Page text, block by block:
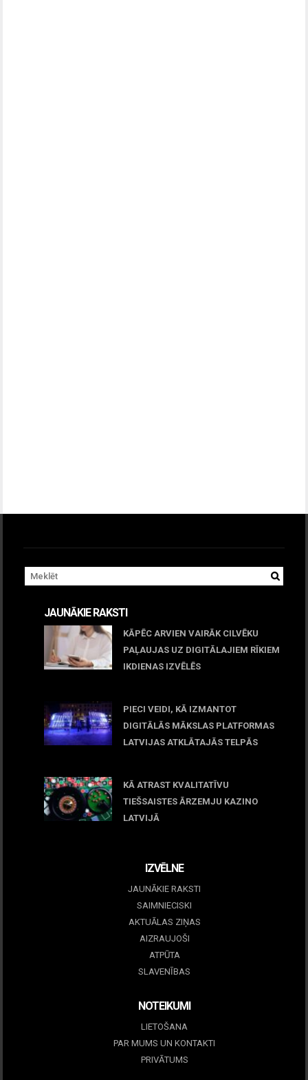
JAUNĀKIE RAKSTI
KĀPĒC ARVIEN VAIRĀK CILVĒKU
PAĻAUJAS UZ DIGITĀLAJIEM RĪKIEM
IKDIENAS IZVĒLĒS
PIECI VEIDI, KĀ IZMANTOT
DIGITĀLĀS MĀKSLAS PLATFORMAS
LATVIJAS ATKLĀTAJĀS TELPĀS
KĀ ATRAST KVALITATĪVU
TIEŠSAISTES ĀRZEMJU KAZINO
LATVIJĀ
IZVĒLNE
JAUNĀKIE RAKSTI
SAIMNIECISKI
AKTUĀLAS ZIŅAS
AIZRAUJOŠI
ATPŪTA
SLAVENĪBAS
NOTEIKUMI
LIETOŠANA
PAR MUMS UN KONTAKTI
PRIVĀTUMS